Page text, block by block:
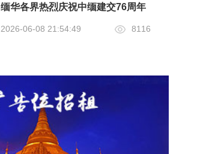
缅华各界热烈庆祝中缅建交76周年
2026-06-08 21:54:49 8116